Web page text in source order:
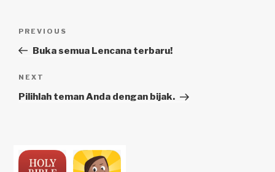
Previous
Post
PREVIOUS
Buka semua Lencana terbaru!
Next
Post
NEXT
Pilihlah teman Anda dengan bijak.